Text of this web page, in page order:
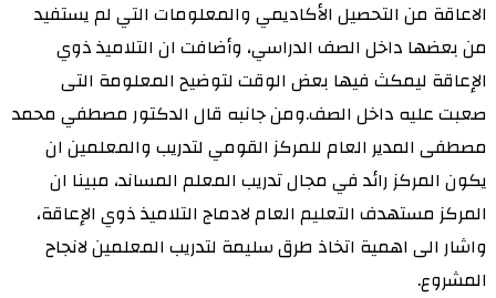
الاعاقة من التحصيل الأكاديمي والمعلومات التي لم يستفيد
من بعضها داخل الصف الدراسي، وأضافت ان التلاميذ ذوي
الإعاقة ليمكث فيها بعض الوقت لتوضيح المعلومة التى
صعبت عليه داخل الصف.ومن جانبه قال الدكتور مصطفي محمد
مصطفى المدير العام للمركز القومي لتدريب والمعلمين ان
يكون المركز رائد في مجال تدريب المعلم المساند، مبينا ان
المركز مستهدف التعليم العام لادماج التلاميذ ذوي الإعاقة،
واشار الى اهمية اتخاذ طرق سليمة لتدريب المعلمين لانجاح
المشروع.